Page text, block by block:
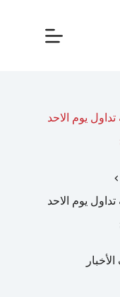
يوم الاحد
يوم الاحد